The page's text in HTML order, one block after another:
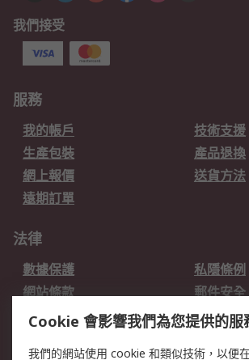
我們接受
服務
我的帳戶
技術支援
生產包裝
產品退換
網上報價
送貨方法
遠期訂單
法律
數據保護
私隱條例
網站條款
郵件安全
销售条款和条件
關於RS
Cookie 會影響我們為您提供的服
我們的網站使用 cookie 和類似技術，以便